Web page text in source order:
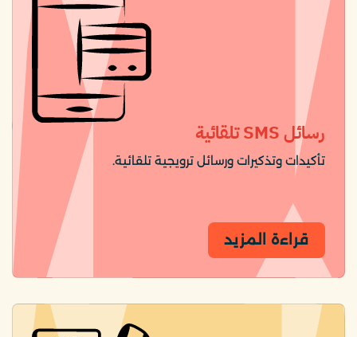
رسائل SMS تلقائية
تأكيدات وتذكيرات ورسائل ترويجية تلقائية.
قراءة المزيد